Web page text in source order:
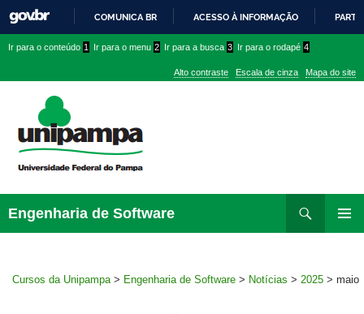
PARA
CONTEÚDO
COMUNICA BR ACESSO À INFORMAÇÃO
conteúdo
menu
superior
menu
Ir para o conteúdo 1 Ir para o menu 2 Ir para a busca 3 Ir para o rodapé 4
Alto contraste Escala de cinza Mapa do site
Engenharia de Software
Cursos da Unipampa > Engenharia de Software > Notícias > 2025 > maio